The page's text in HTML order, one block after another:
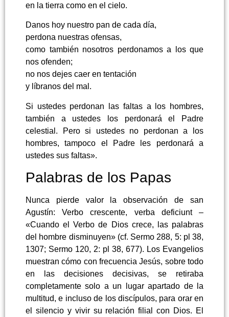
en la tierra como en el cielo.
Danos hoy nuestro pan de cada día,
perdona nuestras ofensas,
como también nosotros perdonamos a los que
nos ofenden;
no nos dejes caer en tentación
y líbranos del mal.
Si ustedes perdonan las faltas a los hombres,
también a ustedes los perdonará el Padre
celestial. Pero si ustedes no perdonan a los
hombres, tampoco el Padre les perdonará a
ustedes sus faltas».
Palabras de los Papas
Nunca pierde valor la observación de san
Agustín: Verbo crescente, verba deficiunt –
«Cuando el Verbo de Dios crece, las palabras
del hombre disminuyen» (cf. Sermo 288, 5: pl 38,
1307; Sermo 120, 2: pl 38, 677). Los Evangelios
muestran cómo con frecuencia Jesús, sobre todo
en las decisiones decisivas, se retiraba
completamente solo a un lugar apartado de la
multitud, e incluso de los discípulos, para orar en
el silencio y vivir su relación filial con Dios. El